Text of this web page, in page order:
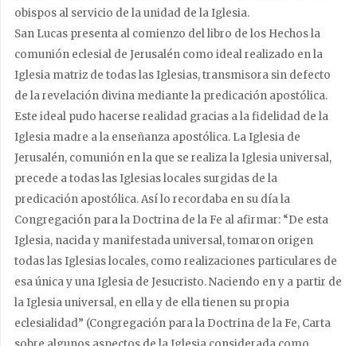
obispos al servicio de la unidad de la Iglesia.
San Lucas presenta al comienzo del libro de los Hechos la
comunión eclesial de Jerusalén como ideal realizado en la
Iglesia matriz de todas las Iglesias, transmisora sin defecto
de la revelación divina mediante la predicación apostólica.
Este ideal pudo hacerse realidad gracias a la fidelidad de la
Iglesia madre a la enseñanza apostólica. La Iglesia de
Jerusalén, comunión en la que se realiza la Iglesia universal,
precede a todas las Iglesias locales surgidas de la
predicación apostólica. Así lo recordaba en su día la
Congregación para la Doctrina de la Fe al afirmar: “De esta
Iglesia, nacida y manifestada universal, tomaron origen
todas las Iglesias locales, como realizaciones particulares de
esa única y una Iglesia de Jesucristo. Naciendo en y a partir de
la Iglesia universal, en ella y de ella tienen su propia
eclesialidad” (Congregación para la Doctrina de la Fe, Carta